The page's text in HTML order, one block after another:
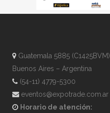
Guatemala 5885 (C1425BVM)
Buenos Aires – Argentina
(54-11) 4779-5300
eventos@expotrade.com.ar
Horario de atención: